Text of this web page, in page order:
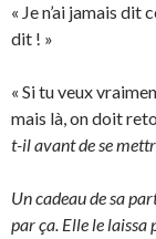
« Je n’ai jamais dit
dit ! »
« Si tu veux
mais là, on doit
t-il avant de se
Un cadeau de sa
par ça. Elle le laissa